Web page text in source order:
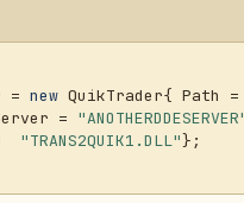
= new QuikTrader{ Path =
=
"TRANS2QUIK1.DLL"};